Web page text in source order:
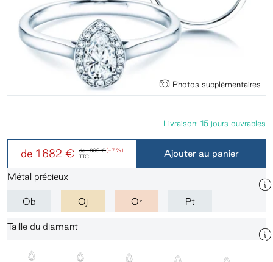
Photos supplémentaires
de1 809 €(-7 %)
de 1 682 € TTC
Livraison: 15 jours ouvrables
Ajouter au panier
Métal précieux
Ob Oj Or Pt
Taille du diamant